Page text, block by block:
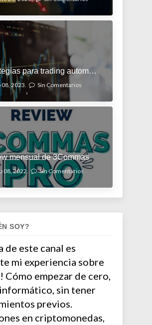
Estrategias para trading automatizado
08, 2023. Sin Comentarios
mensual de 3Commas
08, 2022. Sin Comentarios
SOY?
de este canal es
mi experiencia sobre
Cómo empezar de cero,
sin tener
previos.
en criptomonedas,